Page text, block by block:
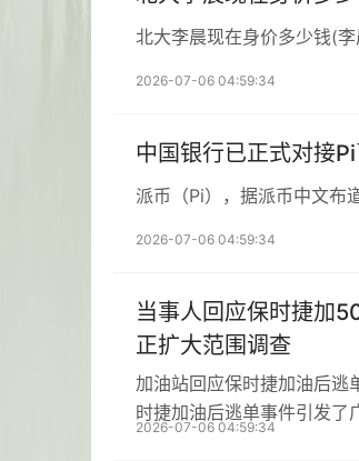
北大李晨现在身价多少钱(
2026-07-06 04:59:34
中国银行已正式对接
派币（Pi），据派币中文布
2026-07-06 04:59:34
当事人回应保时捷加
正扩大范围调查
加油站回应保时捷加油后逃
时捷加油后逃单事件引发了
2026-07-06 04:59:34